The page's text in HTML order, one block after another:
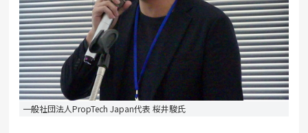
一般社団法人PropTech Japan代表 桜井駿氏